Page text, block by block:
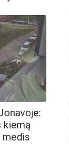
kiemą